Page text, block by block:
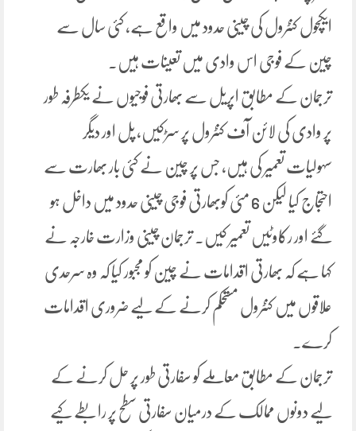
ایکچول کنٹرول کی چینی حدود میں واقع ہے، کئی سال سے
چین کے فوجی اس وادی میں تعینات ہیں۔
ترجمان کے مطابق اپریل سے بھارتی فوجیوں نے یکطرفہ طور
پر وادی کی لائن آف کنٹرول پر سڑکیں، پل اور دیگر
سہولیات تعمیر کی ہیں، جس پر چین نے کئی بار بھارت سے
احتجاج کیا لیکن 6 مئی کوبھارتی فوجی چینی حدود میں داخل ہو
گئے اور رکاوٹیں تعمیر کیں۔ ترجمان چینی وزارت خارجہ نے
کہا ہے کہ بھارتی اقدامات نے چین کو مجبور کیا کہ وہ سرحدی
علاقوں میں کنٹرول مستحکم کرنے کے لیے ضروری اقدامات
کرے۔
ترجمان کے مطابق معاملے کو سفارتی طور پر حل کرنے کے
لیے دونوں ممالک کے درمیان سفارتی سطح پر رابطے کیے